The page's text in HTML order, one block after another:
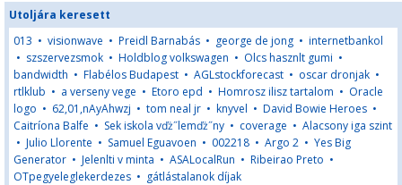
Utoljára keresett
013 • visionwave • Preidl Barnabás • george de jong • internetbankol
• szszervezsmok • Holdblog volkswagen • Olcs hasznlt gumi •
bandwidth • Flabélos Budapest • AGLstockforecast • oscar dronjak •
rtlklub • a verseny vege • Etoro epd • Homrosz ilisz tartalom • Oracle
logo • 62,01,nAyAhwzj • tom neal jr • knyvel • David Bowie Heroes •
Caitríona Balfe • Sek iskola vďż˝lemďż˝ny • coverage • Alacsony iga szint
• Julio Llorente • Samuel Eguavoen • 002218 • Argo 2 • Yes Big
Generator • Jelenlti v minta • ASALocalRun • Ribeirao Preto •
OTpegyeleglekerdezes • gátlástalanok díjak